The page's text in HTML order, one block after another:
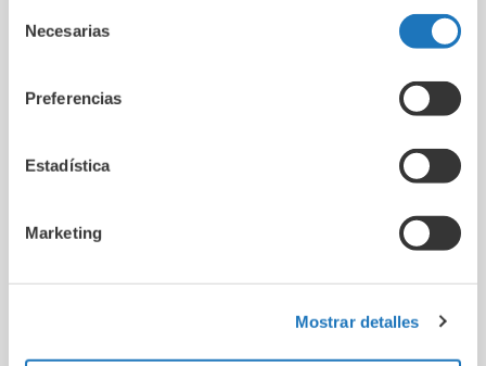
Necesarias
Preferencias
Estadística
Marketing
Mostrar detalles
regiones como Madrid, Andalucía o La Rioja mantienen
tasas significativamente más bajas. La ausencia de un
análisis comparativo entre territorios.
con diabetes tipo 1, su impacto clínico es notable: los
pacientes duplican el riesgo de infarto de miocardio,
complicaciones durante el embarazo. La mortalidad